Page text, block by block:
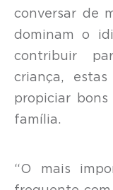
conversar de
dominam o
contribuir
criança,
propiciar
família.
“O mais